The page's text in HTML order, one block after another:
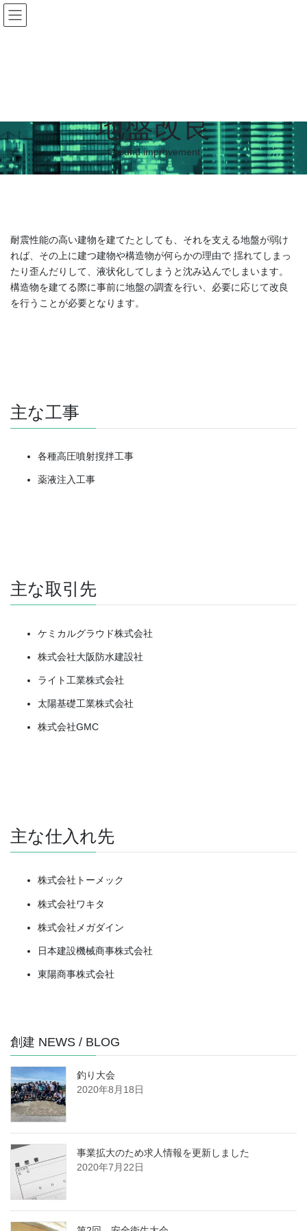
コ
ン
ッ
プ
ナ
ビ
移
動
地盤改良
Ground improvement
耐震性能の高い建物を建てたとしても、それを支える地盤が弱け
れば、その上に建つ建物や構造物が何らかの理由で 揺れてしまっ
たり歪んだりして、液状化してしまうと沈み込んでしまいます。
構造物を建てる際に事前に地盤の調査を行い、必要に応じて改良
を行うことが必要となります。
主な工事
各種高圧噴射撹拌工事
薬液注入工事
主な取引先
ケミカルグラウド株式会社
株式会社大阪防水建設社
ライト工業株式会社
太陽基礎工業株式会社
株式会社GMC
主な仕入れ先
株式会社トーメック
株式会社ワキタ
株式会社メガダイン
日本建設機械商事株式会社
東陽商事株式会社
創建 NEWS / BLOG
釣り大会
2020年8月18日
事業拡大のため求人情報を更新しました
2020年7月22日